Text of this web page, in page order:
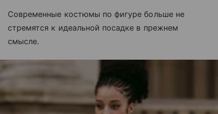
Современные костюмы по фигуре больше не
стремятся к идеальной посадке в прежнем
смысле.